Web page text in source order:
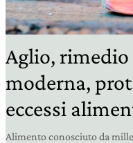
Aglio,
moderna,
eccessi
Alimento conosciuto da